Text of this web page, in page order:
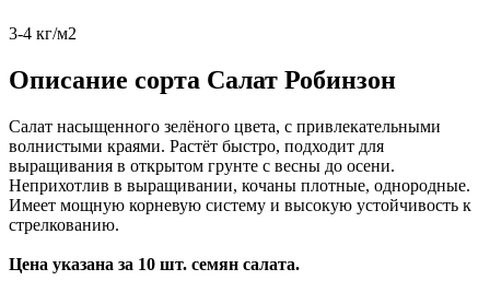
3-4 кг/м2
Описание сорта Салат Робинзон
Салат насыщенного зелёного цвета, с привлекательными
волнистыми краями. Растёт быстро, подходит для
выращивания в открытом грунте с весны до осени.
Неприхотлив в выращивании, кочаны плотные, однородные.
Имеет мощную корневую систему и высокую устойчивость к
стрелкованию.
Цена указана за 10 шт. семян салата.